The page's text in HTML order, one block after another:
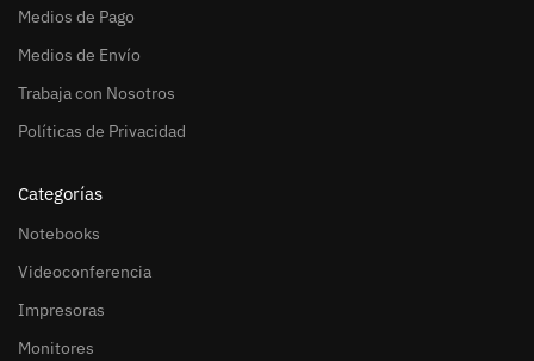
Medios de Pago
Medios de Envío
Trabaja con Nosotros
Políticas de Privacidad
Categorías
Notebooks
Videoconferencia
Impresoras
Monitores